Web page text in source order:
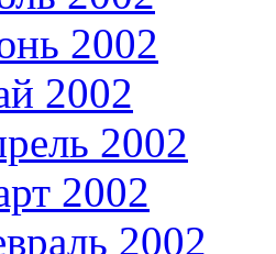
2002
2002
2002
2002
2002